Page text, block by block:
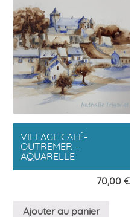
VILLAGE CAFÉ-
OUTREMER –
AQUARELLE
70,00 €
Ajouter au panier